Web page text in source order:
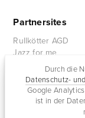
Durch die
Datenschutz-
Google
ist in der
Partnersites
Rullkötter AGD
Jazz for me